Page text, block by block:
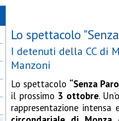
Lo spettacolo
I detenuti della CC di
Manzoni
Lo spettacolo “Senza
il prossimo 3 ottobre.
rappresentazione